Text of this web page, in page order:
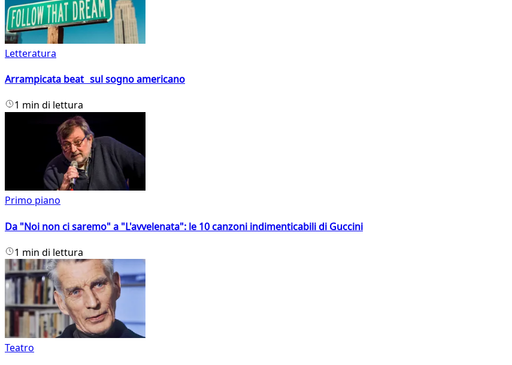
Letteratura
Arrampicata beat sul sogno americano
1 min di lettura
Primo piano
Da "Noi non ci saremo" a "L'avvelenata": le 10 canzoni indimenticabili di Guccini
1 min di lettura
Teatro